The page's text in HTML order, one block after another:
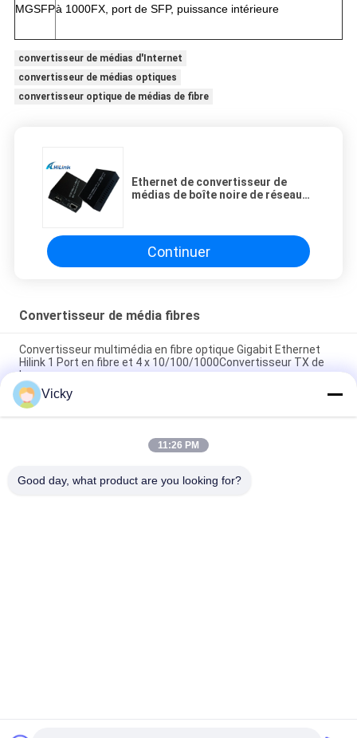
MGSFPà 1000FX, port de SFP, puissance intérieure
convertisseur de médias d'Internet
convertisseur de médias optiques
convertisseur optique de médias de fibre
Ethernet de convertisseur de
médias de boîte noire de réseau
Continuer
Convertisseur de média fibres
Convertisseur multimédia en fibre optique Gigabit Ethernet
Hilink 1 Port en fibre et 4 x 10/100/1000Convertisseur TX de
base
Le commutateur Ethernet industriel Hilink à 4 ports
10/100/1000BASE-TX+1000Base-FX
BIDI WDM Convertisseur multimédia à fibre optique unique
Vicky
11:26 PM
Good day, what product are you looking for?